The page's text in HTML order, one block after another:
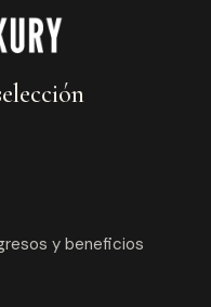
y beneficios